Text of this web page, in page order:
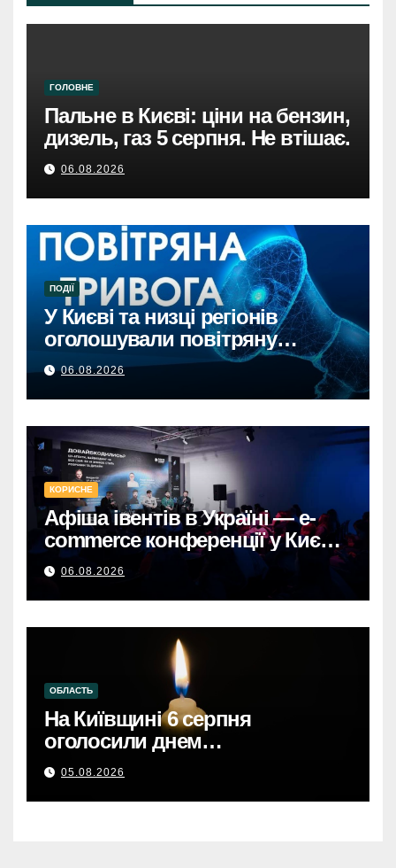
ГОЛОВНЕ
Пальне в Києві: ціни на бензин,
дизель, газ 5 серпня. Не втішає.
06.08.2026
ПОДІЇ
У Києві та низці регіонів
оголошували повітряну
тривогу через загрозу
балістикиПовітряна тривога в
Києві та регіонах: загроза
балістичної атаки.
06.08.2026
КОРИСНЕ
Афіша івентів в Україні — e-
commerce конференції у Києві,
що формують майбутнє
онлайн-торгівлі.
06.08.2026
ОБЛАСТЬ
На Київщині 6 серпня
оголосили днем
жалобиКиївщина в жалобі: 6
серпня – день скорботи за
загиблими.
05.08.2026